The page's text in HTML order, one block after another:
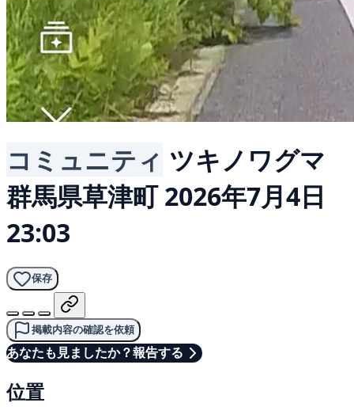
コミュニティ ツキノワグマ
群馬県草津町 2026年7月4日
23:03
保存
掲載内容の確認を依頼
あなたも見ましたか？報告する
位置